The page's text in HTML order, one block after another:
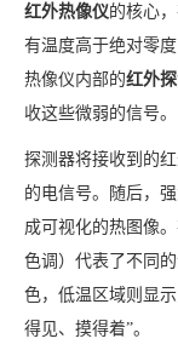
红外热像仪的核心
有温度高于绝对零
热像仪内部的红外
收这些微弱的信号。
探测器将接收到的
的电信号。随后，
成可视化的热图像
色调）代表了不同
色，低温区域则显
得见、摸得着”。